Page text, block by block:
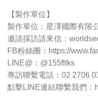
【製作單位】
製作單位：星澤國際有限
邀請採訪請來信：
FB粉絲團：https://
LINE@：@155fltks
專訪聯繫電話：02 2706
點擊LINE連結聯繫我們：